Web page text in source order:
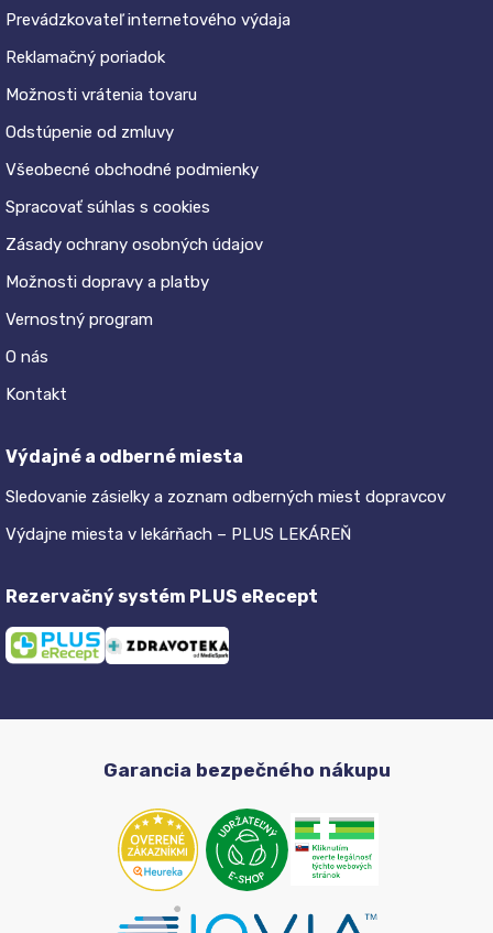
Prevádzkovateľ internetového výdaja
Reklamačný poriadok
Možnosti vrátenia tovaru
Odstúpenie od zmluvy
Všeobecné obchodné podmienky
Spracovať súhlas s cookies
Zásady ochrany osobných údajov
Možnosti dopravy a platby
Vernostný program
O nás
Kontakt
Výdajné a odberné miesta
Sledovanie zásielky a zoznam odberných miest dopravcov
Výdajne miesta v lekárňach – PLUS LEKÁREŇ
Rezervačný systém PLUS eRecept
Garancia bezpečného nákupu